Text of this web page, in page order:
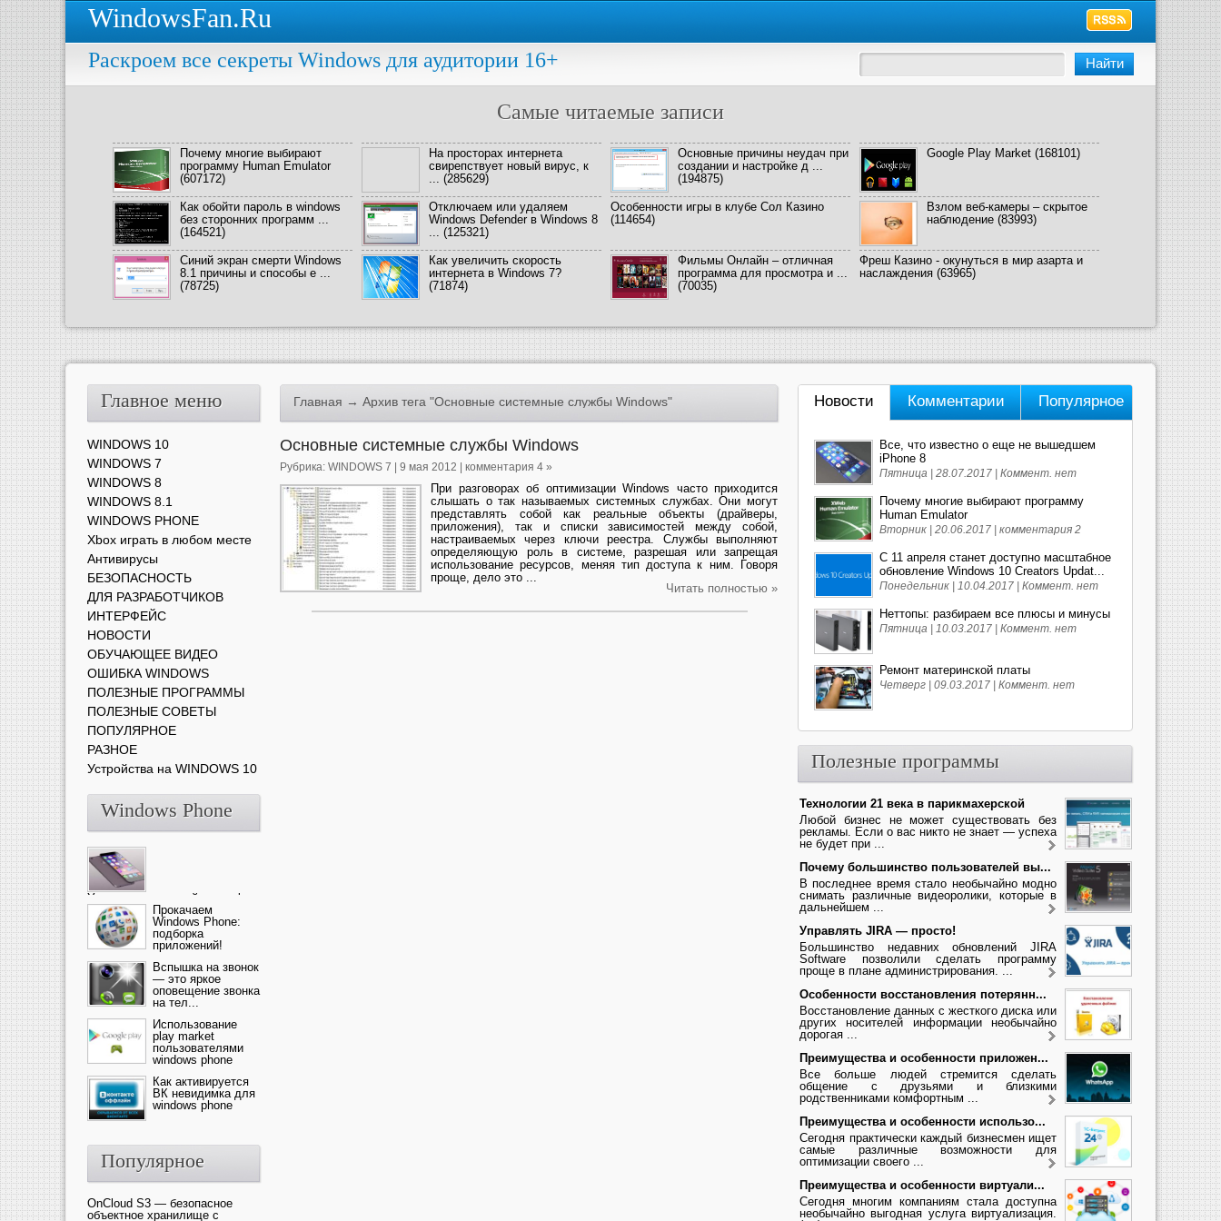
WindowsFan.Ru
Раскроем все секреты Windows для аудитории 16+
Самые читаемые записи
Почему многие выбирают
программу Human Emulator
(607172)
На просторах интернета
свирепствует новый вирус, к
... (285629)
Основные причины неудач при
создании и настройке д ...
(194875)
Google Play Market (168101)
Как обойти пароль в windows
без сторонних программ ...
(164521)
Отключаем или удаляем
Windows Defender в Windows 8
... (125321)
Особенности игры в клубе Сол Казино
(114654)
Взлом веб-камеры – скрытое
наблюдение (83993)
Синий экран смерти Windows
8.1 причины и способы е ...
(78725)
Как увеличить скорость
интернета в Windows 7?
(71874)
Фильмы Онлайн – отличная
программа для просмотра и ...
(70035)
Фреш Казино - окунуться в мир азарта и
наслаждения (63965)
Главная → Архив тега "Основные системные службы Windows"
Основные системные службы Windows
Рубрика: WINDOWS 7 | 9 мая 2012 | комментария 4 »
При разговорах об оптимизации Windows часто приходится
слышать о так называемых системных службах. Они могут
представлять собой как реальные объекты (драйверы,
приложения), так и списки зависимостей между собой,
настраиваемых через ключи реестра. Службы выполняют
определяющую роль в системе, разрешая или запрещая
использование ресурсов, меняя тип доступа к ним. Говоря
проще, дело это ...
Читать полностью »
Главное меню
WINDOWS 10
WINDOWS 7
WINDOWS 8
WINDOWS 8.1
WINDOWS PHONE
Xbox играть в любом месте
Антивирусы
БЕЗОПАСНОСТЬ
ДЛЯ РАЗРАБОТЧИКОВ
ИНТЕРФЕЙС
НОВОСТИ
ОБУЧАЮЩЕЕ ВИДЕО
ОШИБКА WINDOWS
ПОЛЕЗНЫЕ ПРОГРАММЫ
ПОЛЕЗНЫЕ СОВЕТЫ
ПОПУЛЯРНОЕ
РАЗНОЕ
Устройства на WINDOWS 10
Windows Phone
Ультрасовременный смартфон
— это новика от компании Ap...
Прокачаем
Windows Phone:
подборка
приложений!
Вспышка на звонок
— это яркое
оповещение звонка
на тел...
Использование
play market
пользователями
windows phone
Как активируется
ВК невидимка для
windows phone
Популярное
OnCloud S3 — безопасное
объектное хранилище с
Новости Комментарии Популярное
Все, что известно о еще не вышедшем
iPhone 8
Пятница | 28.07.2017 | Коммент. нет
Почему многие выбирают программу
Human Emulator
Вторник | 20.06.2017 | комментария 2
С 11 апреля станет доступно масштабное
обновление Windows 10 Creators Updat...
Понедельник | 10.04.2017 | Коммент. нет
Неттопы: разбираем все плюсы и минусы
Пятница | 10.03.2017 | Коммент. нет
Ремонт материнской платы
Четверг | 09.03.2017 | Коммент. нет
Полезные программы
Технологии 21 века в парикмахерской
Любой бизнес не может существовать без
рекламы. Если о вас никто не знает — успеха
не будет при ...
Почему большинство пользователей вы...
В последнее время стало необычайно модно
снимать различные видеоролики, которые в
дальнейшем ...
Управлять JIRA — просто!
Большинство недавних обновлений JIRA
Software позволили сделать программу
проще в плане администрирования. ...
Особенности восстановления потерянн...
Восстановление данных с жесткого диска или
других носителей информации необычайно
дорогая ...
Преимущества и особенности приложен...
Все больше людей стремится сделать
общение с друзьями и близкими
родственниками комфортным ...
Преимущества и особенности использо...
Сегодня практически каждый бизнесмен ищет
самые различные возможности для
оптимизации своего ...
Преимущества и особенности виртуали...
Сегодня многим компаниям стала доступна
необычайно выгодная услуга виртуализация.